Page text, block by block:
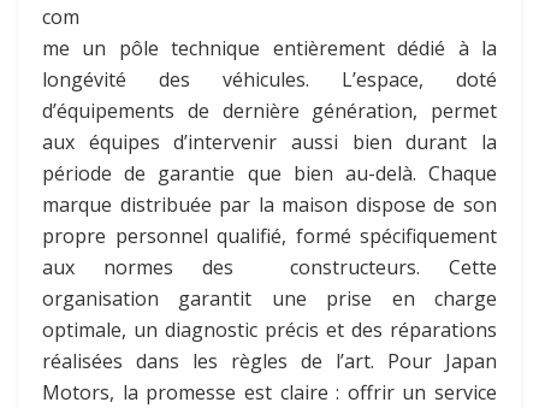
com
me un pôle technique entièrement dédié à la
longévité des véhicules. L’espace, doté
d’équipements de dernière génération, permet
aux équipes d’intervenir aussi bien durant la
période de garantie que bien au-delà. Chaque
marque distribuée par la maison dispose de son
propre personnel qualifié, formé spécifiquement
aux normes des constructeurs. Cette
organisation garantit une prise en charge
optimale, un diagnostic précis et des réparations
réalisées dans les règles de l’art. Pour Japan
Motors, la promesse est claire : offrir un service